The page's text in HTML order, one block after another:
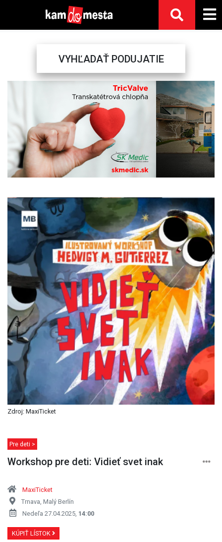
VYHĽADAŤ PODUJATIE
Previous Next
Zdroj: MaxiTicket
Pre deti >
Workshop pre deti: Vidieť svet inak
MaxiTicket
Trnava, Malý Berlín
Nedeľa 27.04.2025, 14:00
KÚPIŤ LÍSTOK